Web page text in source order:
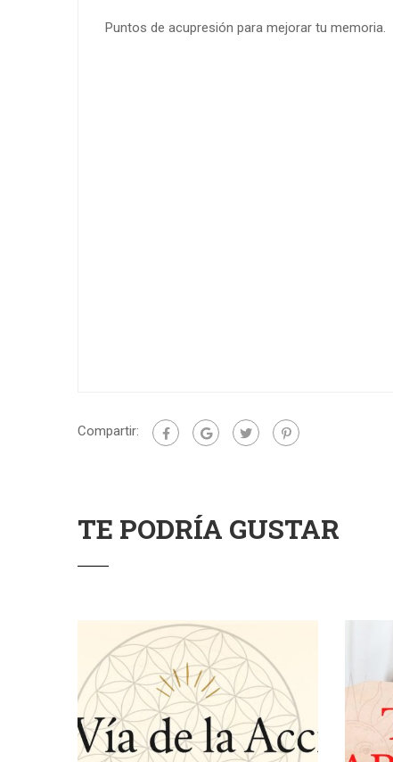
Puntos de acupresión para mejorar tu memoria.
Compartir:
TE PODRÍA GUSTAR